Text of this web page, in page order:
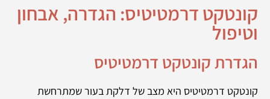
קונטקט דרמטיטיס: הגדרה, אבחון
וטיפול
הגדרת קונטקט דרמטיטיס
קונטקט דרמטיטיס היא מצב של דלקת בעור שמתרחשת